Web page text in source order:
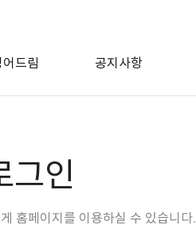
드림 공지사항
그인
홈페이지를 이용하실 수 있습니다.